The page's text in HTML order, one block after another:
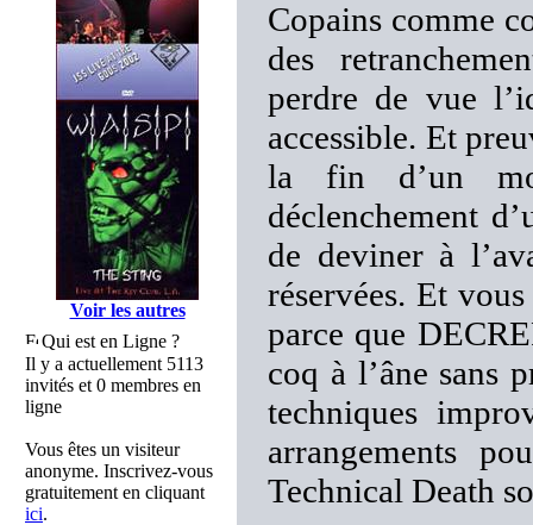
Voir les autres
Qui est en Ligne ?
Il y a actuellement 5113
invités et 0 membres en
ligne
Vous êtes un visiteur
anonyme. Inscrivez-vous
gratuitement en cliquant
ici.
Copains comme
des
perdre de vue
accessible. Et
la fin d’un
déclenchement
de deviner à
réservées. Et
parce que
coq à l’âne sans
techniques
arrangements
Technical Death